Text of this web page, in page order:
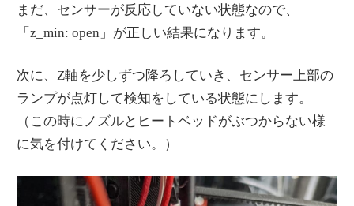
まだ、センサーが反応していない状態なので、
「z_min: open」が正しい結果になります。
次に、Z軸を少しずつ降ろしていき、センサー上部の
ランプが点灯して検知をしている状態にします。
（この時にノズルとヒートベッドがぶつからない様
に気を付けてください。）